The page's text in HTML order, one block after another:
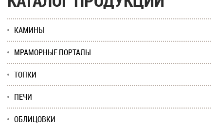
КАМИНЫ
МРАМОРНЫЕ ПОРТАЛЫ
ТОПКИ
ПЕЧИ
ОБЛИЦОВКИ